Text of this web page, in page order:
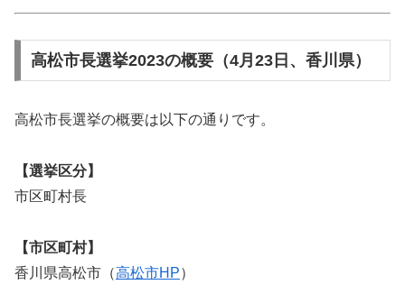
高松市長選挙2023の概要（4月23日、香川県）
高松市長選挙の概要は以下の通りです。
【選挙区分】
市区町村長
【市区町村】
香川県高松市（高松市HP）